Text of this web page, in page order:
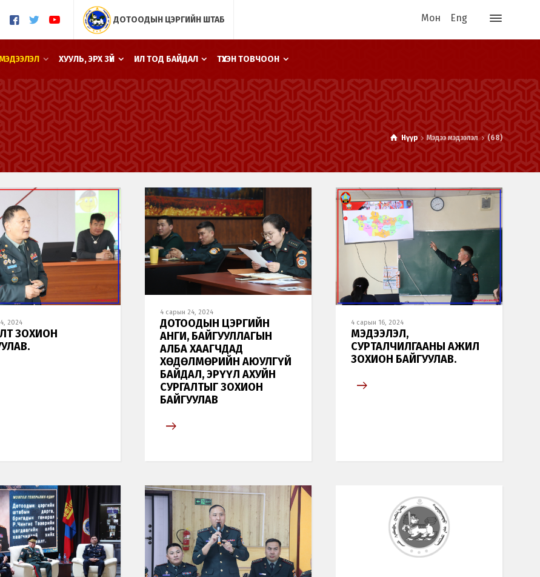
ДОТООДЫН ЦЭРГИЙН ШТАБ Мон Eng
ХУУЛЬ, ЭРХ ЗҮЙ ИЛ ТОД БАЙДАЛ ТҮҮХЭН ТОВЧООН
Нүүр Мэдээ мэдээлэл (68)
2024
ЗОХИОН
4 сарын 24, 2024
ДОТООДЫН ЦЭРГИЙН
АНГИ, БАЙГУУЛЛАГЫН
АЛБА ХААГЧДАД
ХӨДӨЛМӨРИЙН АЮУЛГҮЙ
БАЙДАЛ, ЭРҮҮЛ АХУЙН
СУРГАЛТЫГ ЗОХИОН
БАЙГУУЛАВ
4 сарын 16, 2024
МЭДЭЭЛЭЛ,
СУРТАЛЧИЛГААНЫ АЖИЛ
ЗОХИОН БАЙГУУЛАВ.